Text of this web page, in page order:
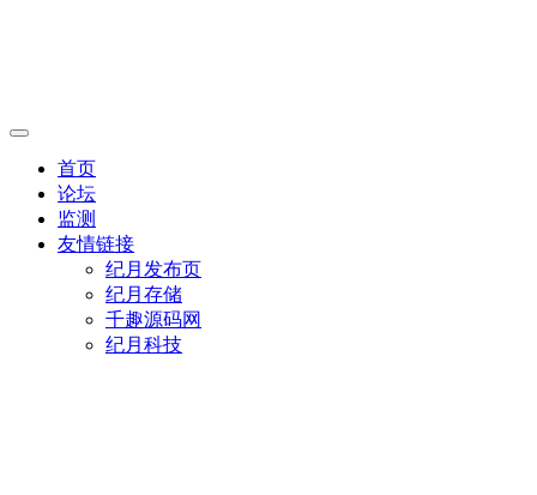
首页
论坛
监测
友情链接
纪月发布页
纪月存储
千趣源码网
纪月科技